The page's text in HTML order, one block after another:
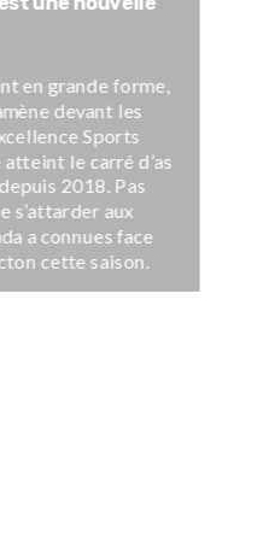
en grande forme,
devant les
Sports
atteint le carré d’as
2018. Pas
s’attarder aux
a connues face
cette saison.